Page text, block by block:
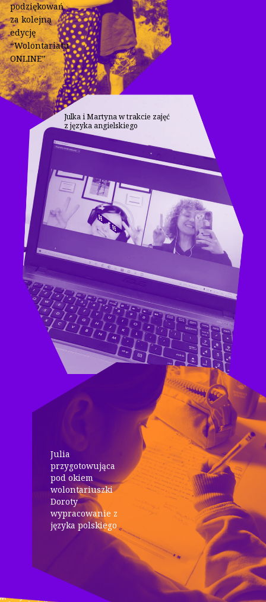
podziękowań
za kolejną
edycję
“Wolontariatu
ONLINE”
Julka i Martyna w trakcie zajęć
z języka angielskiego
Julia
przygotowująca
pod okiem
wolontariuszki
Doroty
wypracowanie z
języka polskiego